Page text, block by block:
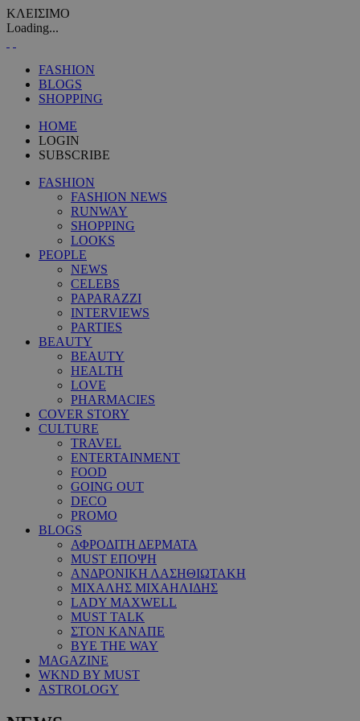
ΚΛΕΙΣΙΜΟ
Loading...
FASHION
BLOGS
SHOPPING
HOME
LOGIN
SUBSCRIBE
FASHION
FASHION NEWS
RUNWAY
SHOPPING
LOOKS
PEOPLE
NEWS
CELEBS
PAPARAZZI
INTERVIEWS
PARTIES
BEAUTY
BEAUTY
HEALTH
LOVE
PHARMACIES
COVER STORY
CULTURE
TRAVEL
ENTERTAINMENT
FOOD
GOING OUT
DECO
PROMO
BLOGS
ΑΦΡΟΔΙΤΗ ΔΕΡΜΑΤΑ
MUST ΕΠΟΨΗ
ΑΝΔΡΟΝΙΚΗ ΛΑΣΗΘΙΩΤΑΚΗ
ΜΙΧΑΛΗΣ ΜΙΧΑΗΛΙΔΗΣ
LADY MAXWELL
MUST TALK
ΣΤΟΝ ΚΑΝΑΠΕ
BYE THE WAY
MAGAZINE
WKND BY MUST
ASTROLOGY